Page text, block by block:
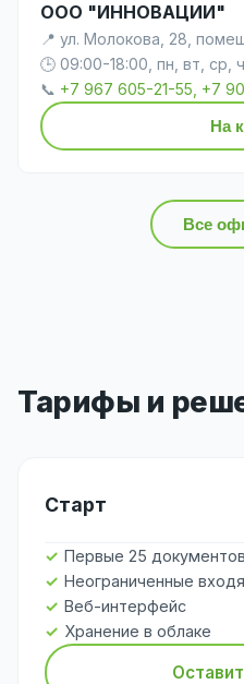
ООО "ИННОВАЦИИ"
📍 ул. Молокова, 28,
🕒 09:00-18:00, пн, вт, ср,
📞 +7 967 605-21-55, +7
На
Все
Тарифы и
Старт
Первые 25
Неограниченные
Веб-интерфейс
Хранение в облаке